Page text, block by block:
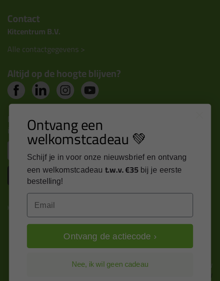
Contact
Kitcentrum B.V.
Alle contactgegevens >
Altijd op de hoogte blijven?
Nieuws, tips en exclusieve deals rechtstreeks in je
inbox
Inschrijven
Kitcentrum is trots op:
Alle prijzen zijn in EURO en excl. 21% BTW
wijzig naar incl. BTW
Ontvang een
welkomstcadeau 💚
Schijf je in voor onze nieuwsbrief en ontvang
een welkomstcadeau t.w.v. €35 bij je eerste
bestelling!
Email
Ontvang de actiecode ›
Nee, ik wil geen cadeau